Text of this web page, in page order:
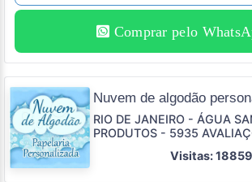
Comprar pelo
Nuvem de algodão
RIO DE JANEIRO - ÁGUA
PRODUTOS - 5935
Visitas: